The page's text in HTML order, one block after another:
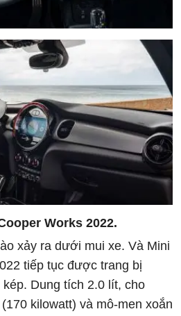
Works 2022.
xảy ra dưới mui xe. Và Mini
tiếp tục được trang bị
Dung tích 2.0 lít, cho
kilowatt) và mô-men xoắn